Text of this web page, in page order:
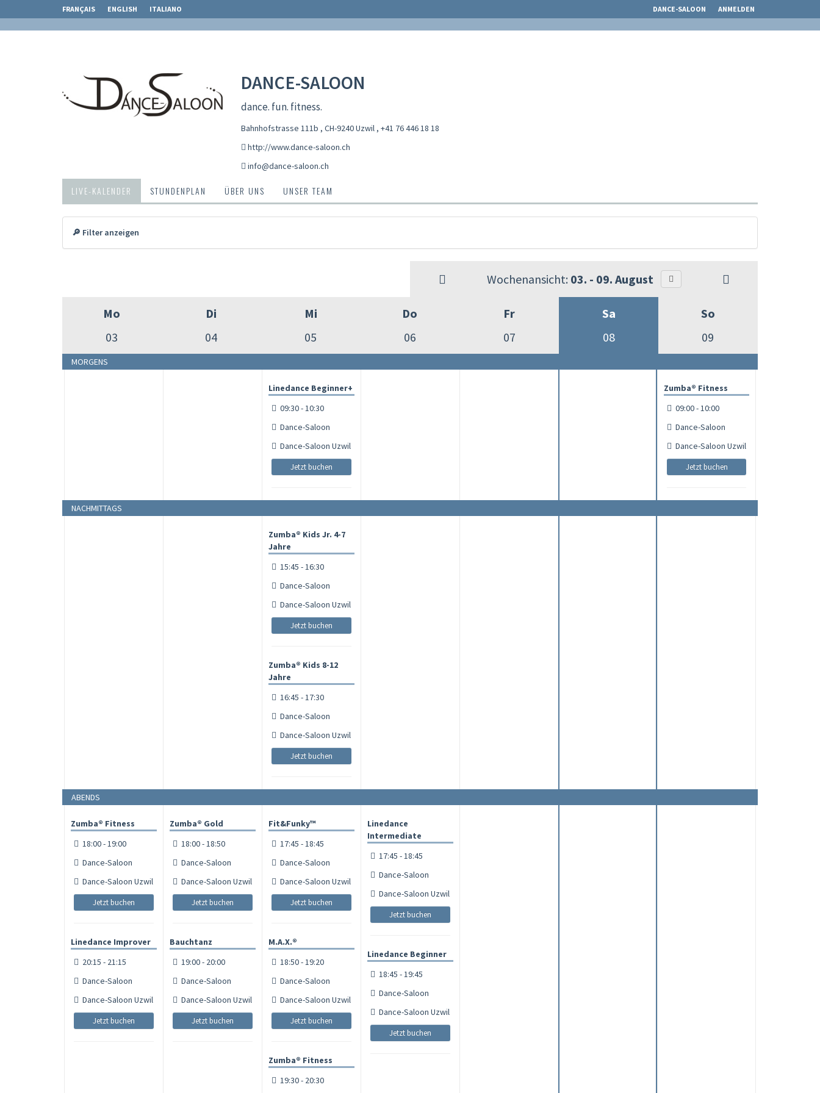
FRANÇAIS ENGLISH ITALIANO DANCE-SALOON ANMELDEN
DANCE-SALOON
dance. fun. fitness.
Bahnhofstrasse 111b , CH-9240 Uzwil , +41 76 446 18 18
http://www.dance-saloon.ch
info@dance-saloon.ch
LIVE-KALENDER STUNDENPLAN ÜBER UNS UNSER TEAM
🔎 Filter anzeigen
Wochenansicht: 03. - 09. August
Mo
03
Di
04
Mi
05
Do
06
Fr
07
Sa
08
So
09
MORGENS
Linedance Beginner+
09:30 - 10:30
Dance-Saloon
Dance-Saloon Uzwil
Jetzt buchen
Zumba® Fitness
09:00 - 10:00
Dance-Saloon
Dance-Saloon Uzwil
Jetzt buchen
NACHMITTAGS
Zumba® Kids Jr. 4-7
Jahre
15:45 - 16:30
Dance-Saloon
Dance-Saloon Uzwil
Jetzt buchen
Zumba® Kids 8-12
Jahre
16:45 - 17:30
Dance-Saloon
Dance-Saloon Uzwil
Jetzt buchen
ABENDS
Zumba® Fitness
18:00 - 19:00
Dance-Saloon
Dance-Saloon Uzwil
Jetzt buchen
Linedance Improver
20:15 - 21:15
Dance-Saloon
Dance-Saloon Uzwil
Jetzt buchen
Zumba® Gold
18:00 - 18:50
Dance-Saloon
Dance-Saloon Uzwil
Jetzt buchen
Bauchtanz
19:00 - 20:00
Dance-Saloon
Dance-Saloon Uzwil
Jetzt buchen
Fit&Funky™
17:45 - 18:45
Dance-Saloon
Dance-Saloon Uzwil
Jetzt buchen
M.A.X.®
18:50 - 19:20
Dance-Saloon
Dance-Saloon Uzwil
Jetzt buchen
Zumba® Fitness
19:30 - 20:30
Linedance
Intermediate
17:45 - 18:45
Dance-Saloon
Dance-Saloon Uzwil
Jetzt buchen
Linedance Beginner
18:45 - 19:45
Dance-Saloon
Dance-Saloon Uzwil
Jetzt buchen